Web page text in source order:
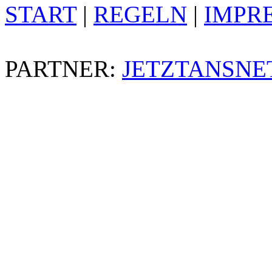
START| REGELN |
PARTNER: